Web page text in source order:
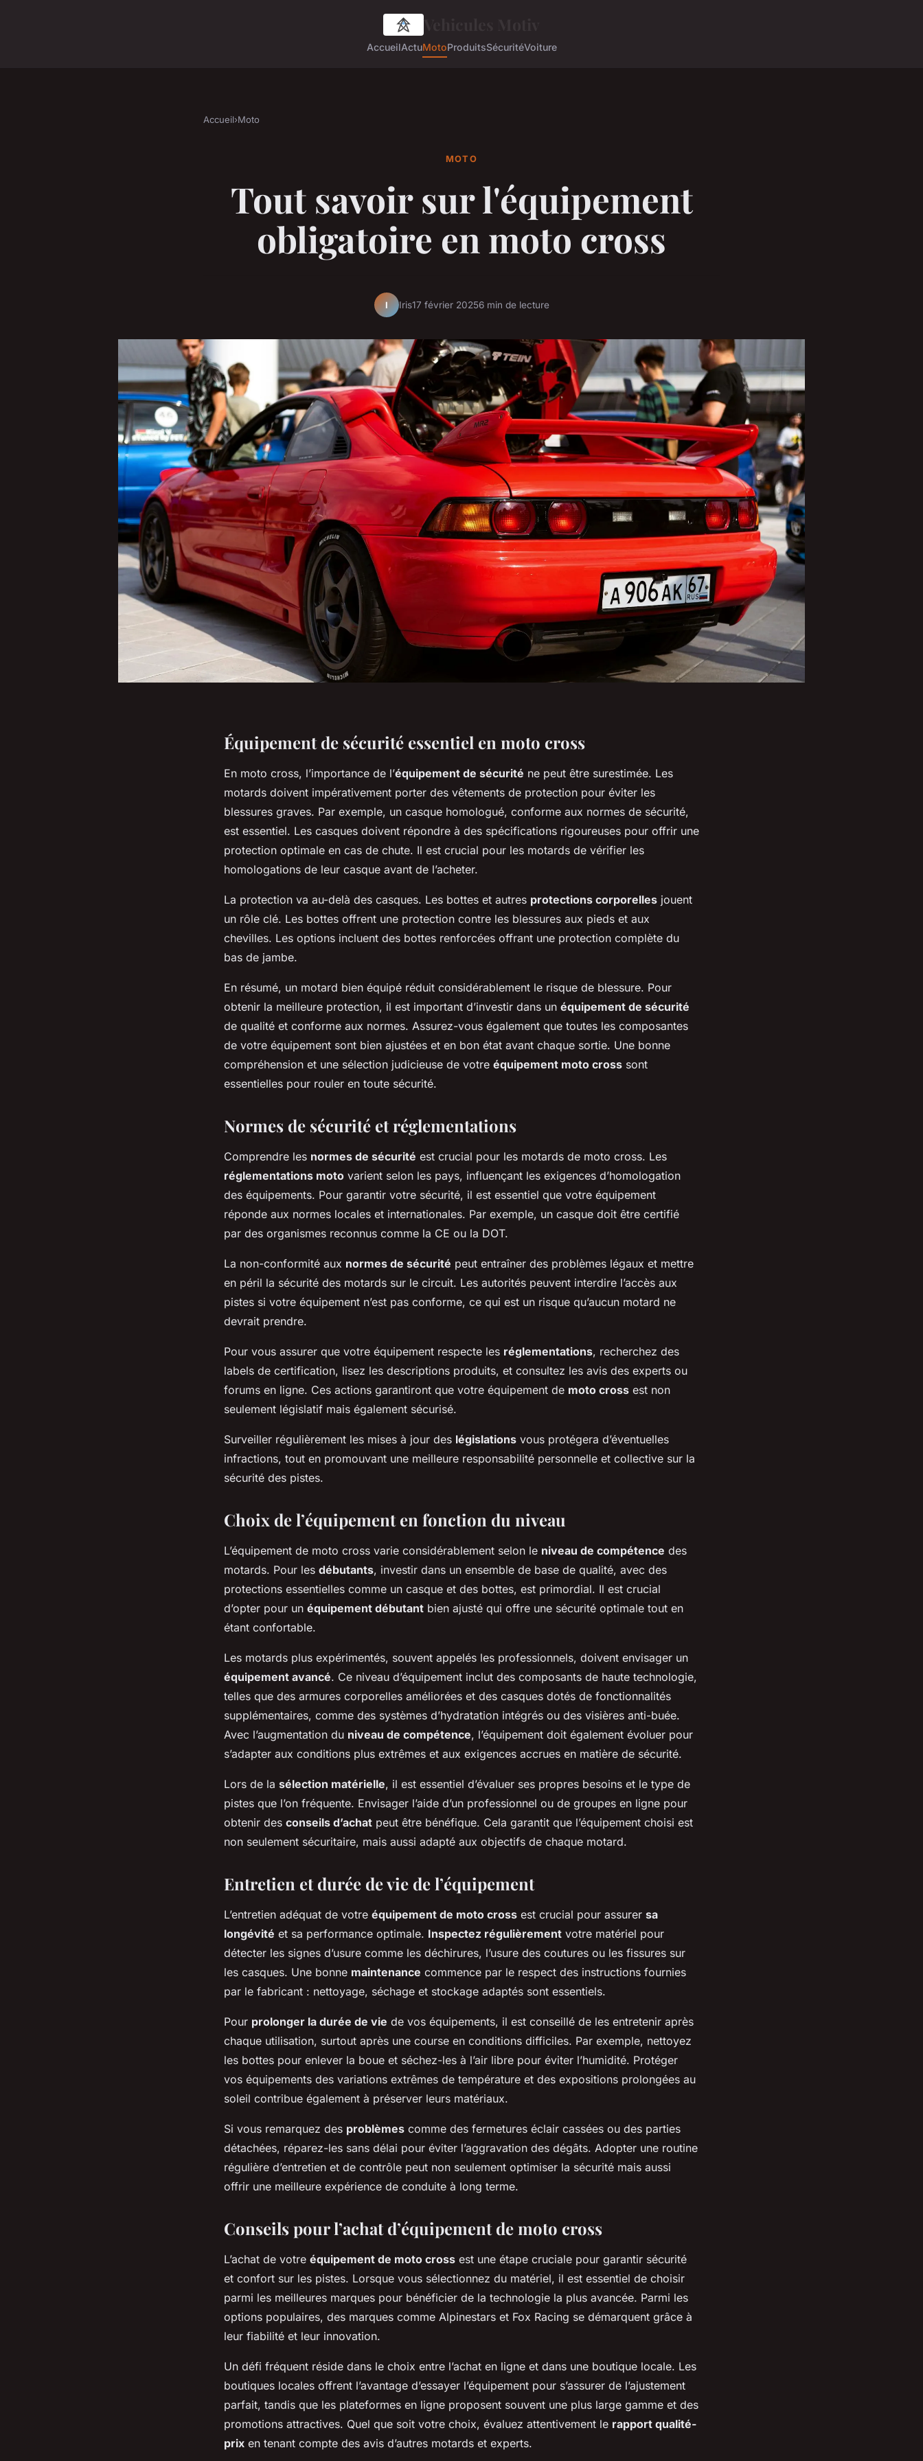
AccueilActuMotoProduitsSécuritéVoiture
Accueil›Moto
MOTO
Tout savoir sur l'équipement
obligatoire en moto cross
I Iris17 février 20256 min de lecture
Équipement de sécurité essentiel en moto cross
En moto cross, l’importance de l’équipement de sécurité ne peut être surestimée. Les
motards doivent impérativement porter des vêtements de protection pour éviter les
blessures graves. Par exemple, un casque homologué, conforme aux normes de sécurité,
est essentiel. Les casques doivent répondre à des spécifications rigoureuses pour offrir une
protection optimale en cas de chute. Il est crucial pour les motards de vérifier les
homologations de leur casque avant de l’acheter.
La protection va au-delà des casques. Les bottes et autres protections corporelles jouent
un rôle clé. Les bottes offrent une protection contre les blessures aux pieds et aux
chevilles. Les options incluent des bottes renforcées offrant une protection complète du
bas de jambe.
En résumé, un motard bien équipé réduit considérablement le risque de blessure. Pour
obtenir la meilleure protection, il est important d’investir dans un équipement de sécurité
de qualité et conforme aux normes. Assurez-vous également que toutes les composantes
de votre équipement sont bien ajustées et en bon état avant chaque sortie. Une bonne
compréhension et une sélection judicieuse de votre équipement moto cross sont
essentielles pour rouler en toute sécurité.
Normes de sécurité et réglementations
Comprendre les normes de sécurité est crucial pour les motards de moto cross. Les
réglementations moto varient selon les pays, influençant les exigences d’homologation
des équipements. Pour garantir votre sécurité, il est essentiel que votre équipement
réponde aux normes locales et internationales. Par exemple, un casque doit être certifié
par des organismes reconnus comme la CE ou la DOT.
La non-conformité aux normes de sécurité peut entraîner des problèmes légaux et mettre
en péril la sécurité des motards sur le circuit. Les autorités peuvent interdire l’accès aux
pistes si votre équipement n’est pas conforme, ce qui est un risque qu’aucun motard ne
devrait prendre.
Pour vous assurer que votre équipement respecte les réglementations, recherchez des
labels de certification, lisez les descriptions produits, et consultez les avis des experts ou
forums en ligne. Ces actions garantiront que votre équipement de moto cross est non
seulement législatif mais également sécurisé.
Surveiller régulièrement les mises à jour des législations vous protégera d’éventuelles
infractions, tout en promouvant une meilleure responsabilité personnelle et collective sur la
sécurité des pistes.
Choix de l’équipement en fonction du niveau
L’équipement de moto cross varie considérablement selon le niveau de compétence des
motards. Pour les débutants, investir dans un ensemble de base de qualité, avec des
protections essentielles comme un casque et des bottes, est primordial. Il est crucial
d’opter pour un équipement débutant bien ajusté qui offre une sécurité optimale tout en
étant confortable.
Les motards plus expérimentés, souvent appelés les professionnels, doivent envisager un
équipement avancé. Ce niveau d’équipement inclut des composants de haute technologie,
telles que des armures corporelles améliorées et des casques dotés de fonctionnalités
supplémentaires, comme des systèmes d’hydratation intégrés ou des visières anti-buée.
Avec l’augmentation du niveau de compétence, l’équipement doit également évoluer pour
s’adapter aux conditions plus extrêmes et aux exigences accrues en matière de sécurité.
Lors de la sélection matérielle, il est essentiel d’évaluer ses propres besoins et le type de
pistes que l’on fréquente. Envisager l’aide d’un professionnel ou de groupes en ligne pour
obtenir des conseils d’achat peut être bénéfique. Cela garantit que l’équipement choisi est
non seulement sécuritaire, mais aussi adapté aux objectifs de chaque motard.
Entretien et durée de vie de l’équipement
L’entretien adéquat de votre équipement de moto cross est crucial pour assurer sa
longévité et sa performance optimale. Inspectez régulièrement votre matériel pour
détecter les signes d’usure comme les déchirures, l’usure des coutures ou les fissures sur
les casques. Une bonne maintenance commence par le respect des instructions fournies
par le fabricant : nettoyage, séchage et stockage adaptés sont essentiels.
Pour prolonger la durée de vie de vos équipements, il est conseillé de les entretenir après
chaque utilisation, surtout après une course en conditions difficiles. Par exemple, nettoyez
les bottes pour enlever la boue et séchez-les à l’air libre pour éviter l’humidité. Protéger
vos équipements des variations extrêmes de température et des expositions prolongées au
soleil contribue également à préserver leurs matériaux.
Si vous remarquez des problèmes comme des fermetures éclair cassées ou des parties
détachées, réparez-les sans délai pour éviter l’aggravation des dégâts. Adopter une routine
régulière d’entretien et de contrôle peut non seulement optimiser la sécurité mais aussi
offrir une meilleure expérience de conduite à long terme.
Conseils pour l’achat d’équipement de moto cross
L’achat de votre équipement de moto cross est une étape cruciale pour garantir sécurité
et confort sur les pistes. Lorsque vous sélectionnez du matériel, il est essentiel de choisir
parmi les meilleures marques pour bénéficier de la technologie la plus avancée. Parmi les
options populaires, des marques comme Alpinestars et Fox Racing se démarquent grâce à
leur fiabilité et leur innovation.
Un défi fréquent réside dans le choix entre l’achat en ligne et dans une boutique locale. Les
boutiques locales offrent l’avantage d’essayer l’équipement pour s’assurer de l’ajustement
parfait, tandis que les plateformes en ligne proposent souvent une plus large gamme et des
promotions attractives. Quel que soit votre choix, évaluez attentivement le rapport qualité-
prix en tenant compte des avis d’autres motards et experts.